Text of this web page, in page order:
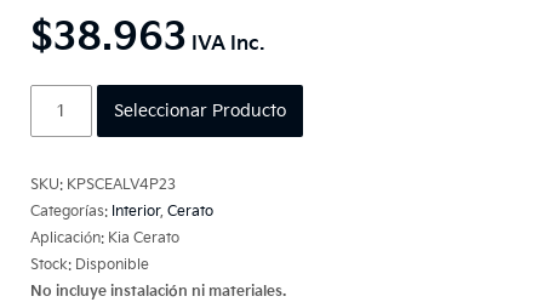
$38.963
alfombra
Seleccionar Producto
SKU: KPSCEALV4P23
Categorías: Interior, Cerato
Aplicación: Kia Cerato
Stock: Disponible
No incluye instalación ni materiales.